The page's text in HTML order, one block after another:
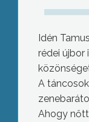
Idén
rédei újbor
A
Ahogy